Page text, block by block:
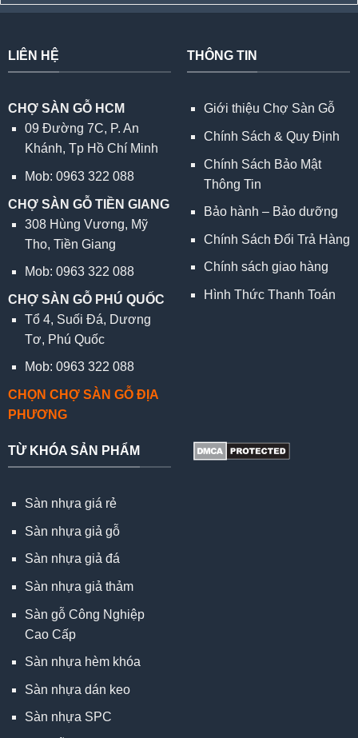
LIÊN HỆ
CHỢ SÀN GỖ HCM
09 Đường 7C, P. An
Khánh, Tp Hồ Chí Minh
Mob: 0963 322 088
CHỢ SÀN GỖ TIỀN GIANG
308 Hùng Vương, Mỹ
Tho, Tiền Giang
Mob: 0963 322 088
CHỢ SÀN GỖ PHÚ QUỐC
Tổ 4, Suối Đá, Dương
Tơ, Phú Quốc
Mob: 0963 322 088
CHỌN CHỢ SÀN GỖ ĐỊA
PHƯƠNG
THÔNG TIN
Giới thiệu Chợ Sàn Gỗ
Chính Sách & Quy Định
Chính Sách Bảo Mật
Thông Tin
Bảo hành – Bảo dưỡng
Chính Sách Đổi Trả Hàng
Chính sách giao hàng
Hình Thức Thanh Toán
TỪ KHÓA SẢN PHẨM
Sàn nhựa giá rẻ
Sàn nhựa giả gỗ
Sàn nhựa giả đá
Sàn nhựa giả thảm
Sàn gỗ Công Nghiệp
Cao Cấp
Sàn nhựa hèm khóa
Sàn nhựa dán keo
Sàn nhựa SPC